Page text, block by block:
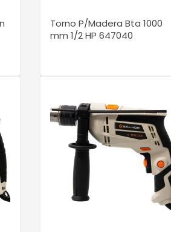
Torno P/Madera Bta 1000
mm 1/2 HP 647040